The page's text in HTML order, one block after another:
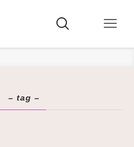
– tag –